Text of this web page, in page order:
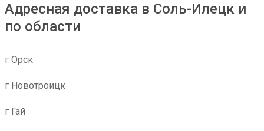
Адресная доставка в Соль-Илецк и
по области
г Орск
г Новотроицк
г Гай